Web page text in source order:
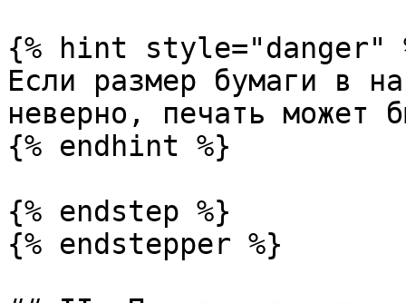
{% hint style="danger"
Если размер бумаги в
неверно, печать может
{% endhint %}
{% endstep %}
{% endstepper %}